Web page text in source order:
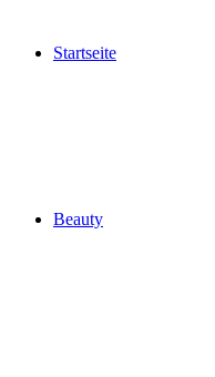
Startseite
Beauty